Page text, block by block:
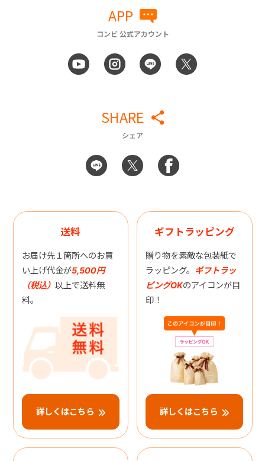
APP
コンビ 公式アカウント
SHARE
シェア
送料
お届け先１箇所へのお買
い上げ代金が5,500円
（税込） 以上で送料無
料。
詳しくはこちら
ギフトラッピング
贈り物を素敵な包装紙で
ラッピング。 ギフトラッ
ピングOKのアイコンが目
印！
詳しくはこちら